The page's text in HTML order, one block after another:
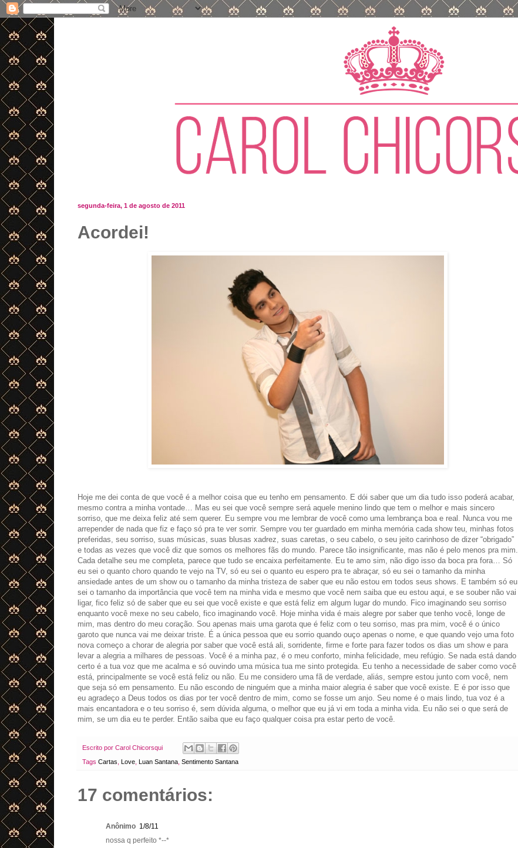
segunda-feira, 1 de agosto de 2011
Acordei!
Hoje me dei conta de que você é a melhor coisa que eu tenho em pensamento. E dói saber que um dia tudo isso poderá acabar,
mesmo contra a minha vontade… Mas eu sei que você sempre será aquele menino lindo que tem o melhor e mais sincero
sorriso, que me deixa feliz até sem querer. Eu sempre vou me lembrar de você como uma lembrança boa e real. Nunca vou me
arrepender de nada que fiz e faço só pra te ver sorrir. Sempre vou ter guardado em minha memória cada show teu, minhas fotos
preferidas, seu sorriso, suas músicas, suas blusas xadrez, suas caretas, o seu cabelo, o seu jeito carinhoso de dizer “obrigado”
e todas as vezes que você diz que somos os melhores fãs do mundo. Parece tão insignificante, mas não é pelo menos pra mim.
Cada detalhe seu me completa, parece que tudo se encaixa perfeitamente. Eu te amo sim, não digo isso da boca pra fora… Só
eu sei o quanto choro quando te vejo na TV, só eu sei o quanto eu espero pra te abraçar, só eu sei o tamanho da minha
ansiedade antes de um show ou o tamanho da minha tristeza de saber que eu não estou em todos seus shows. E também só eu
sei o tamanho da importância que você tem na minha vida e mesmo que você nem saiba que eu estou aqui, e se souber não vai
ligar, fico feliz só de saber que eu sei que você existe e que está feliz em algum lugar do mundo. Fico imaginando seu sorriso
enquanto você mexe no seu cabelo, fico imaginando você. Hoje minha vida é mais alegre por saber que tenho você, longe de
mim, mas dentro do meu coração. Sou apenas mais uma garota que é feliz com o teu sorriso, mas pra mim, você é o único
garoto que nunca vai me deixar triste. É a única pessoa que eu sorrio quando ouço apenas o nome, e que quando vejo uma foto
nova começo a chorar de alegria por saber que você está ali, sorridente, firme e forte para fazer todos os dias um show e para
levar a alegria a milhares de pessoas. Você é a minha paz, é o meu conforto, minha felicidade, meu refúgio. Se nada está dando
certo é a tua voz que me acalma e só ouvindo uma música tua me sinto protegida. Eu tenho a necessidade de saber como você
está, principalmente se você está feliz ou não. Eu me considero uma fã de verdade, aliás, sempre estou junto com você, nem
que seja só em pensamento. Eu não escondo de ninguém que a minha maior alegria é saber que você existe. E é por isso que
eu agradeço a Deus todos os dias por ter você dentro de mim, como se fosse um anjo. Seu nome é o mais lindo, tua voz é a
mais encantadora e o teu sorriso é, sem dúvida alguma, o melhor que eu já vi em toda a minha vida. Eu não sei o que será de
mim, se um dia eu te perder. Então saiba que eu faço qualquer coisa pra estar perto de você.
Escrito por Carol Chicorsqui
Tags Cartas Love Luan Santana Sentimento Santana
17 comentários:
Anônimo 1/8/11
nossa q perfeito *--*